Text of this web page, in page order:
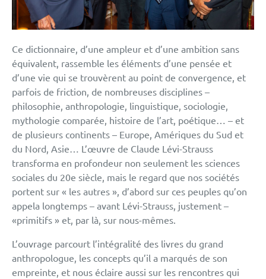
Ce dictionnaire, d’une ampleur et d’une ambition sans
équivalent, rassemble les éléments d’une pensée et
d’une vie qui se trouvèrent au point de convergence, et
parfois de friction, de nombreuses disciplines –
philosophie, anthropologie, linguistique, sociologie,
mythologie comparée, histoire de l’art, poétique… – et
de plusieurs continents – Europe, Amériques du Sud et
du Nord, Asie… L’œuvre de Claude Lévi-Strauss
transforma en profondeur non seulement les sciences
sociales du 20e siècle, mais le regard que nos sociétés
portent sur « les autres », d’abord sur ces peuples qu’on
appela longtemps – avant Lévi-Strauss, justement –
«primitifs » et, par là, sur nous-mêmes.
L’ouvrage parcourt l’intégralité des livres du grand
anthropologue, les concepts qu’il a marqués de son
empreinte, et nous éclaire aussi sur les rencontres qui